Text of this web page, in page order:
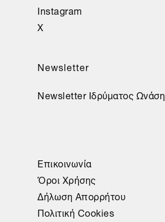
Instagram
X
Newsletter
Newsletter Ιδρύματος Ωνάση
Επικοινωνία
Όροι Χρήσης
Δήλωση Απορρήτου
Πολιτική Cookies